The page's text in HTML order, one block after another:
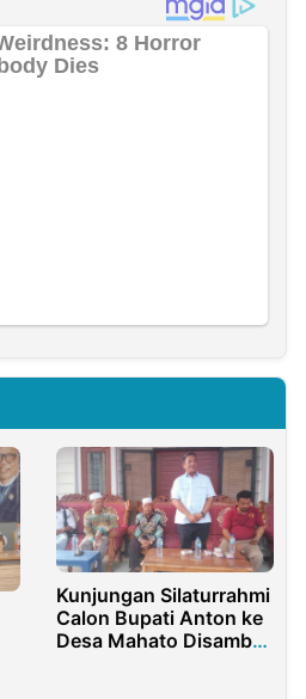
Kunjungan Silaturrahmi
Calon Bupati Anton ke
Desa Mahato Disambut